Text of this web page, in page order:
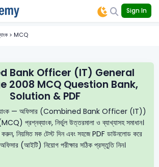
Sign In
> MCQ
Bank Officer (IT) General
2008 MCQ Question Bank,
Solution & PDF
ব্যাংক — অফিসার (Combined Bank Officer (IT))
প্রশ্নব্যাংক, নির্ভুল উত্তরমালা ও ব্যাখ্যাসহ সমাধান।
করুন, নিয়মিত মক টেস্ট দিন এবং সহজে PDF ডাউনলোড করে
(আইটি) নিয়োগ পরীক্ষার সঠিক প্রস্তুতি নিন।